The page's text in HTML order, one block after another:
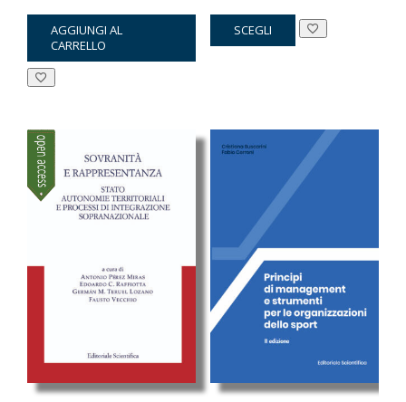
prezzo
originale
era:
prezzo
attuale
è:
AGGIUNGI AL
CARRELLO
prezzo:
€57.00
SCEGLI
Questo
prodotto
opzioni
possono
pagina
del
prodotto